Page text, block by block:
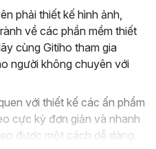
phải thiết kế hình ảnh,
về các phần mềm thiết
cùng Gitiho tham gia
người không chuyên với
với thiết kế các ấn phẩm
cực kỳ đơn giản và nhanh
được một cách dễ dàng.